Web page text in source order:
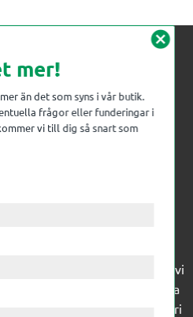
07-16
kompetens till
industri. Till träindustrin tillför vi
från timmerplanen hela
och till övrig industri
cancel
mer!
än det som syns i vår butik.
frågor eller funderingar i
vi till dig så snart som